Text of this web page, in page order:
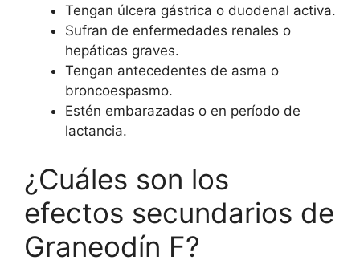
Tengan úlcera gástrica o duodenal activa.
Sufran de enfermedades renales o
hepáticas graves.
Tengan antecedentes de asma o
broncoespasmo.
Estén embarazadas o en período de
lactancia.
¿Cuáles son los
efectos secundarios de
Graneodín F?